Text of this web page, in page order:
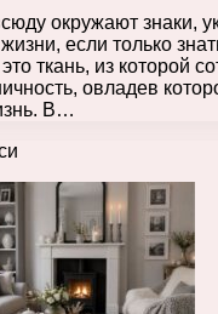
окружают знаки,
если только
ткань, из которой
овладев
В…